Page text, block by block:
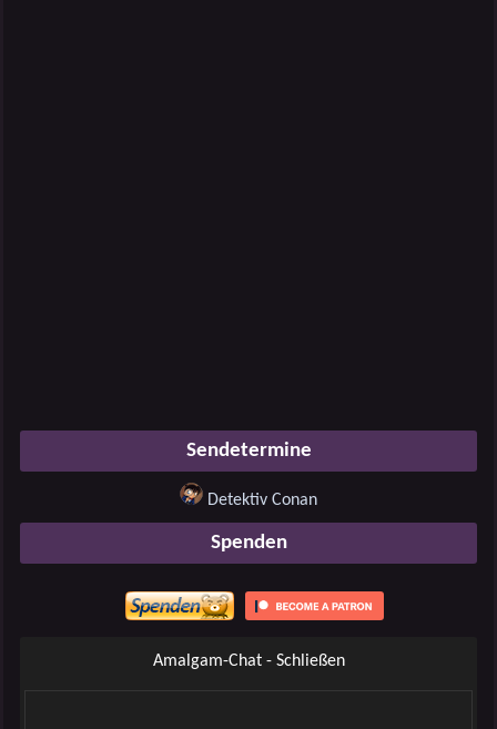
Sendetermine
Detektiv Conan
Spenden
Amalgam-Chat - Schließen